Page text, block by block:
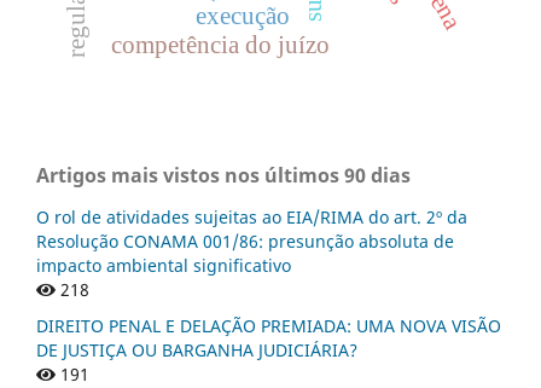
competência do juízo
execução
Artigos mais vistos nos últimos 90 dias
O rol de atividades sujeitas ao EIA/RIMA do art. 2º da
Resolução CONAMA 001/86: presunção absoluta de
impacto ambiental significativo
218
DIREITO PENAL E DELAÇÃO PREMIADA: UMA NOVA VISÃO
DE JUSTIÇA OU BARGANHA JUDICIÁRIA?
191